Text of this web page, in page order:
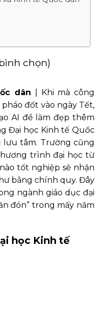
chọn)
dân | Khi mà công
đốt vào ngày Tết,
AI để làm đẹp thêm
Đại học Kinh tế Quốc
tâm. Trường cũng
trình đại học từ
tốt nghiệp sẽ nhận
bằng chính quy. Đây
ngành giáo dục đại
đón” trong mấy năm
học Kinh tế